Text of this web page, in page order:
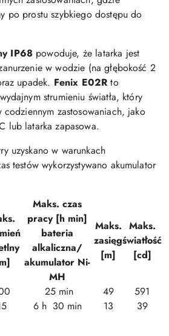
po prostu szybkiego dostępu do
IP68 powoduje, że latarka jest
w wodzie (na głębokość 2
upadek. Fenix E02R to
strumieniu światła, który
zastosowaniach, jako
lub latarka zapasowa.
uzyskano w warunkach
testów wykorzystywano akumulator
Maks. czas
pracy [h min]
bateria
alkaliczna/
akumulator Ni-
MH
Maks.
zasięg
[m]
Maks.
światłość
[cd]
25 min 49
591
6 h 30 min 13 39